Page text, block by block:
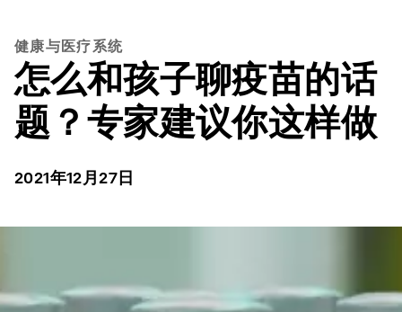
健康与医疗系统
怎么和孩子聊疫苗的话
题？专家建议你这样做
2021年12月27日